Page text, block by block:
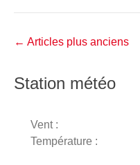
Navigation
articles
← Articles plus anciens
Station météo
Vent :
Température :